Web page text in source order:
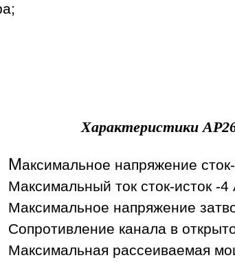
Характеристики
Максимальное напряжение
Максимальный ток сток-исток -4
Максимальное напряжение
Сопротивление канала в
Максимальная рассеиваемая